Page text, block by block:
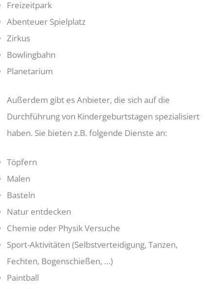
Freizeitpark
Abenteuer Spielplatz
Zirkus
Bowlingbahn
Planetarium
Außerdem gibt es Anbieter, die sich auf die
Durchführung von Kindergeburtstagen spezialisiert
haben. Sie bieten z.B. folgende Dienste an:
Töpfern
Malen
Basteln
Natur entdecken
Chemie oder Physik Versuche
Sport-Aktivitäten (Selbstverteidigung, Tanzen,
Fechten, Bogenschießen, …)
Paintball